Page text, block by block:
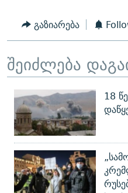
გაზიარება
შეიძლება
18